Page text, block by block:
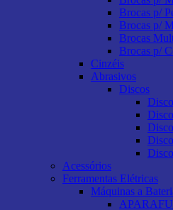
Brocas p/
Brocas p/
Brocas
Brocas p/
Cinzéis
Abrasivos
Discos
Acessórios
Ferramentas Elétricas
Máquinas a